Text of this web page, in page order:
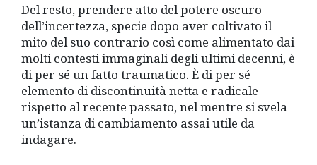
Del resto, prendere atto del potere oscuro
dell’incertezza, specie dopo aver coltivato il
mito del suo contrario così come alimentato dai
molti contesti immaginali degli ultimi decenni, è
di per sé un fatto traumatico. È diper sé
elemento di discontinuità netta e radicale
rispetto al recente passato, nel mentre si svela
un’istanza di cambiamento assai utile da
indagare.